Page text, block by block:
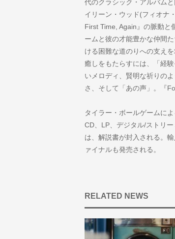
代のクラシック・アルバム
イリーン・ウッド(フィオナ
First Time, Again』の脈動と
ームと彼の才能豊かな仲間
ける困難な道のりへの支え
癒しをもたらすには、「経
いメロディ、賢明な祈りの
さ、そして「あの声」。『
タイラー・ボールゲームに
CD、LP、デジタル/ストリ
は、解説書が封入される。
ァイナルも発売される。
RELATED NEWS